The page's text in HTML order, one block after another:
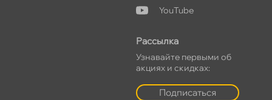
YouTube
Рассылка
Узнавайте первыми о
акциях и скидках:
Подписаться